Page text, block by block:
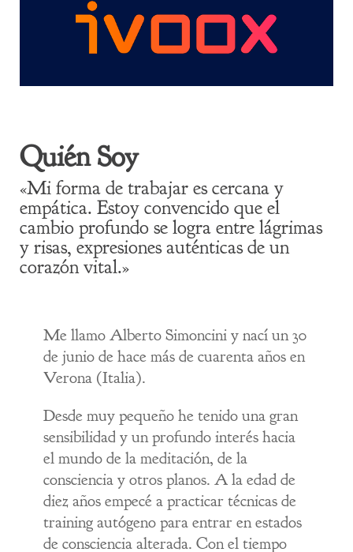
Quién Soy
«Mi forma de trabajar es cercana y
empática. Estoy convencido que el
cambio profundo se logra entre lágrimas
y risas, expresiones auténticas de un
corazón vital.»
Me llamo Alberto Simoncini y nací un 30
de junio de hace más de cuarenta años en
Verona (Italia).
Desde muy pequeño he tenido una gran
sensibilidad y un profundo interés hacia
el mundo de la meditación, de la
consciencia y otros planos. A la edad de
diez años empecé a practicar técnicas de
training autógeno para entrar en estados
de consciencia alterada. Con el tiempo